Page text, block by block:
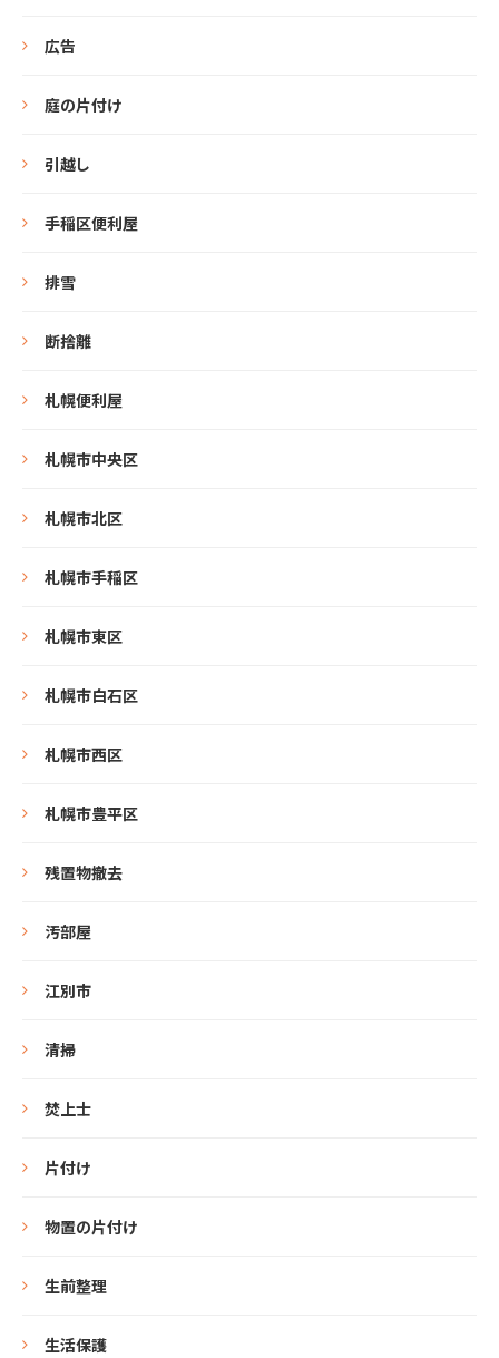
広告
庭の片付け
引越し
手稲区便利屋
排雪
断捨離
札幌便利屋
札幌市中央区
札幌市北区
札幌市手稲区
札幌市東区
札幌市白石区
札幌市西区
札幌市豊平区
残置物撤去
汚部屋
江別市
清掃
焚上士
片付け
物置の片付け
生前整理
生活保護